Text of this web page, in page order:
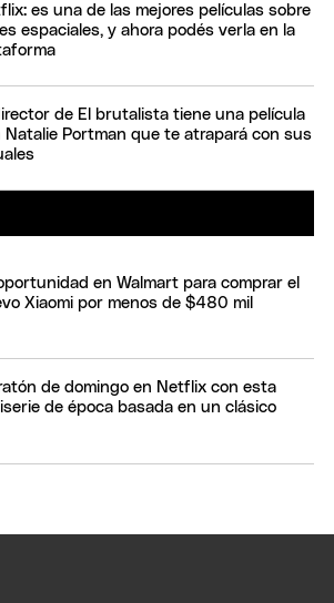
es una de las mejores películas sobre
espaciales, y ahora podés verla en la
de El brutalista tiene una película
Natalie Portman que te atrapará con sus
en Walmart para comprar el
Xiaomi por menos de $480 mil
de domingo en Netflix con esta
de época basada en un clásico